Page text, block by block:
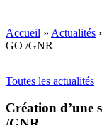
Accueil » Actualités
GO /GNR
Toutes les actualités
Création